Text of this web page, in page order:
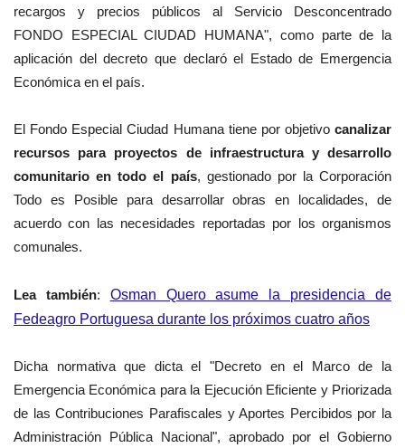
recargos y precios públicos al Servicio Desconcentrado
FONDO ESPECIAL CIUDAD HUMANA", como parte de la
aplicación del decreto que declaró el Estado de Emergencia
Económica en el país.
El Fondo Especial Ciudad Humana tiene por objetivocanalizar
recursos para proyectos de infraestructura y desarrollo
comunitario en todo el país, gestionado por la Corporación
Todo es Posible para desarrollar obras en localidades, de
acuerdo con las necesidades reportadas por los organismos
comunales.
Lea también: Osman Quero asume la presidencia de
Fedeagro Portuguesa durante los próximos cuatro años
Dicha normativa que dicta el "Decreto en el Marco de la
Emergencia Económica para la Ejecución Eficiente y Priorizada
de las Contribuciones Parafiscales y Aportes Percibidos por la
Administración Pública Nacional", aprobado por el Gobierno